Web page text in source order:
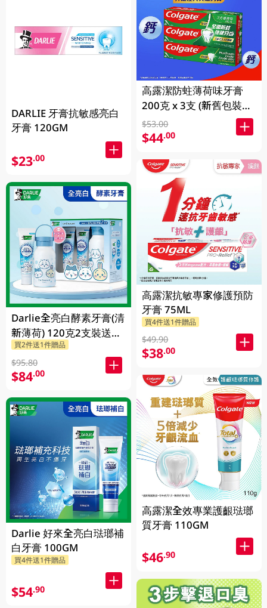
DARLIE 牙膏抗敏感亮白
牙膏 120GM
$23.00
Darlie全亮白酵素牙膏(清
新薄荷) 120克2支裝送
Chiikawa便攜不鏽鋼杯
1PK
買2件送1件贈品
$95.80
$84.00
Darlie 好來全亮白琺瑯補
白牙膏 100GM
買4件送1件贈品
$54.90
高露潔防蛀薄荷味牙膏
200克 x 3支 (新舊包裝隨
機發送)
$53.00
$44.00
高露潔抗敏專家修護預防
牙膏 75ML
買4件送1件贈品
$49.90
$38.00
高露潔全效專業護齦琺瑯
質牙膏 110GM
$46.90